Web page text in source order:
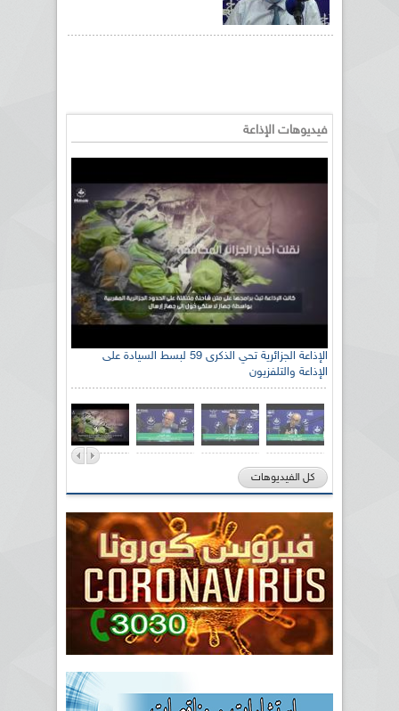
فيديوهات الإذاعة
الإذاعة الجزائرية تحي الذكرى 59 لبسط السيادة على
الإذاعة والتلفزيون
كل الفيديوهات